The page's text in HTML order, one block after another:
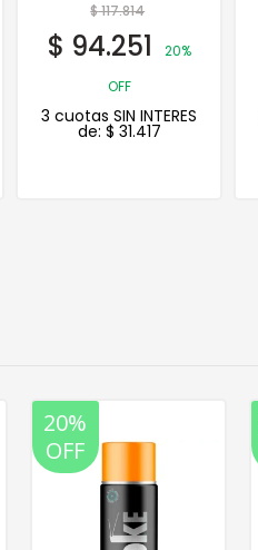
$19.397
$ 15.518
20%
OFF
3 cuotas SIN INTERES
de:$ 5.173
20%
OFF